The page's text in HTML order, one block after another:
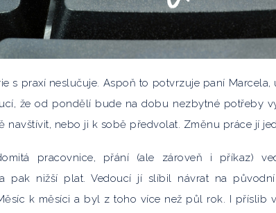
s praxí neslučuje. Aspoň to potvrzuje paní
že od pondělí bude na dobu nezbytné potřeby
navštívit, nebo ji k sobě předvolat. Změnu práce jí
pracovnice, přání (ale zároveň i příkaz)
pak nižší plat. Vedoucí jí slíbil návrat na
k měsíci a byl z toho více než půl rok. I příslib